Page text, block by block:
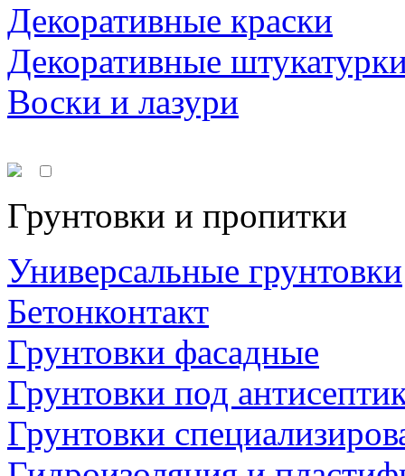
Декоративные краски
Декоративные
Воски и лазури
Грунтовки и пропитки
Универсальные грунтовки
Бетонконтакт
Грунтовки фасадные
Грунтовки под
Грунтовки